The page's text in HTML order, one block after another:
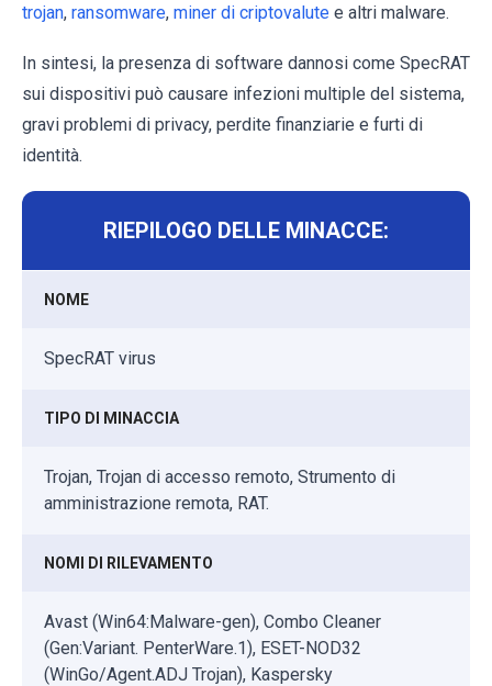
trojan, ransomware, miner di criptovalute e altri malware.
In sintesi, la presenza di software dannosi come SpecRAT
sui dispositivi può causare infezioni multiple del sistema,
gravi problemi di privacy, perdite finanziarie e furti di
identità.
RIEPILOGO DELLE MINACCE:
NOME
SpecRAT virus
TIPO DI MINACCIA
Trojan, Trojan di accesso remoto, Strumento di
amministrazione remota, RAT.
NOMI DI RILEVAMENTO
Avast (Win64:Malware-gen), Combo Cleaner
(Gen:Variant. PenterWare.1), ESET-NOD32
(WinGo/Agent.ADJ Trojan), Kaspersky